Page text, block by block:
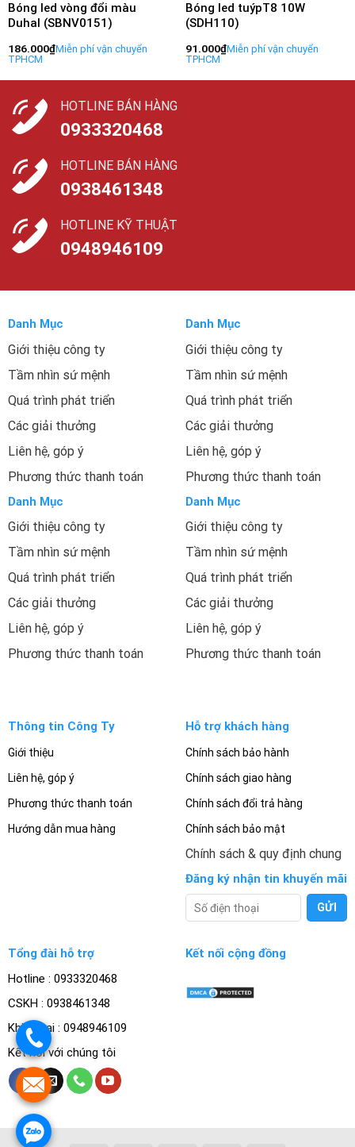
Bóng led vòng đổi màu
Duhal (SBNV0151)
186.000₫
Bóng led tuýpT8 10W
(SDH110)
91.000₫
HOTLINE BÁN HÀNG
0933320468
HOTLINE BÁN HÀNG
0938461348
HOTLINE KỸ THUẬT
0948946109
Danh Mục
Giới thiệu công ty
Tầm nhìn sứ mệnh
Quá trình phát triển
Các giải thưởng
Liên hệ, góp ý
Phương thức thanh toán
Danh Mục
Giới thiệu công ty
Tầm nhìn sứ mệnh
Quá trình phát triển
Các giải thưởng
Liên hệ, góp ý
Phương thức thanh toán
Danh Mục
Giới thiệu công ty
Tầm nhìn sứ mệnh
Quá trình phát triển
Các giải thưởng
Liên hệ, góp ý
Phương thức thanh toán
Danh Mục
Giới thiệu công ty
Tầm nhìn sứ mệnh
Quá trình phát triển
Các giải thưởng
Liên hệ, góp ý
Phương thức thanh toán
Thông tin Công Ty
Giới thiệu
Liên hệ, góp ý
Phương thức thanh toán
Hướng dẫn mua hàng
Hỗ trợ khách hàng
Chính sách bảo hành
Chính sách giao hàng
Chính sách đổi trả hàng
Chính sách bảo mật
Chính sách & quy định chung
Đăng ký nhận tin khuyến mãi
Tổng đài hỗ trợ
Hotline : 0933320468
CSKH : 0938461348
Khiếu nại : 0948946109
Kết nối với chúng tôi
Kết nối cộng đồng
.
.
.